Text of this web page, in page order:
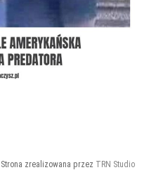
| Strona zrealizowana przez TRN Studio